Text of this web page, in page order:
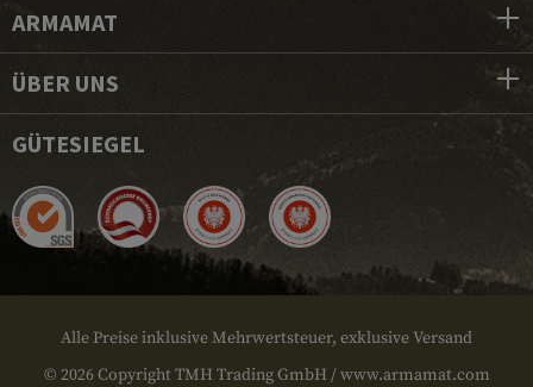
ARMAMAT
ÜBER UNS
GÜTESIEGEL
Alle Preise inklusive Mehrwertsteuer, exklusive Versand
© 2026 Copyright TMH Trading GmbH / www.armamat.com